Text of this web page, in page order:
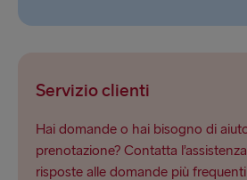
Servizio clienti
Hai domande o hai bisogno di
prenotazione? Contatta
risposte alle domande più